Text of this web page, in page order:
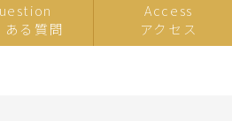
ある質問
Access
アクセス